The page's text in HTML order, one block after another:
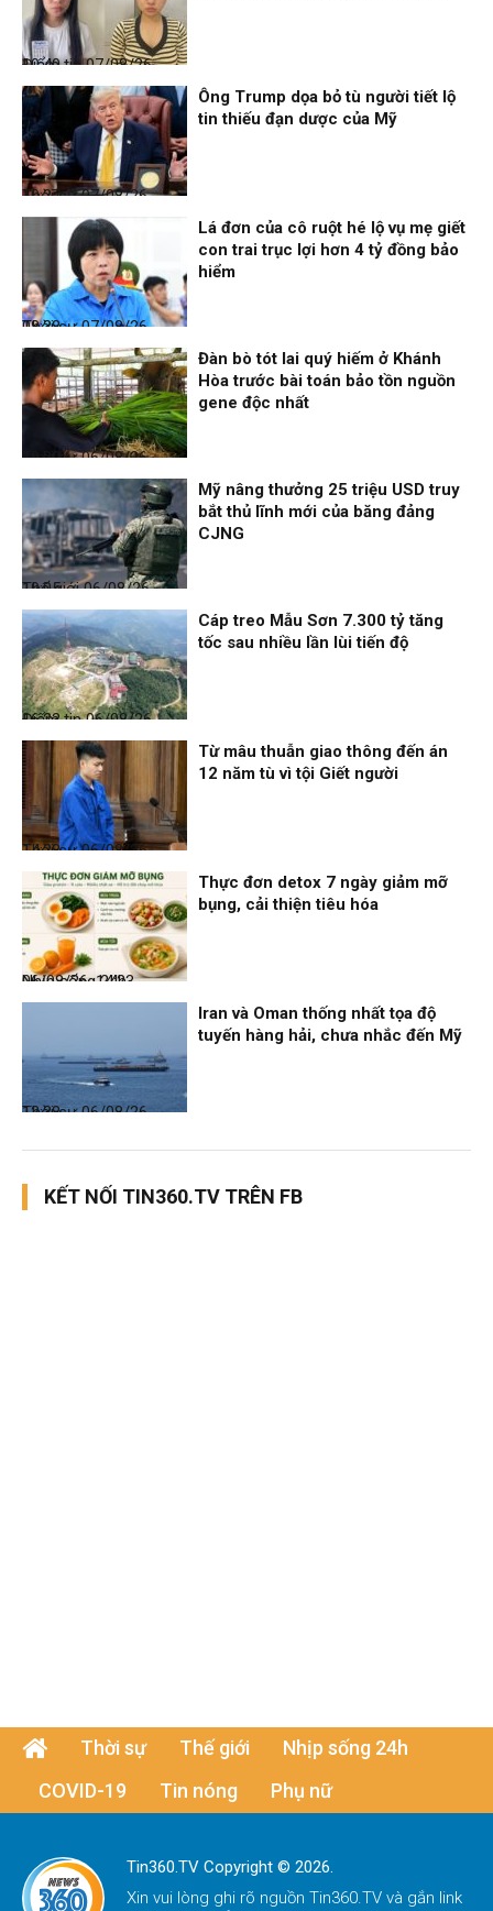
Điểm tin
07/08/26, 10:40
Thời sự
07/08/26, 10:27
Ông Trump dọa bỏ tù người tiết lộ
tin thiếu đạn dược của Mỹ
Thời sự
07/08/26, 08:38
Lá đơn của cô ruột hé lộ vụ mẹ giết
con trai trục lợi hơn 4 tỷ đồng bảo
hiểm
Thời sự
06/08/26, 19:09
Đàn bò tót lai quý hiếm ở Khánh
Hòa trước bài toán bảo tồn nguồn
gene độc nhất
Thế giới
06/08/26, 19:05
Mỹ nâng thưởng 25 triệu USD truy
bắt thủ lĩnh mới của băng đảng
CJNG
Điểm tin
06/08/26, 16:23
Cáp treo Mẫu Sơn 7.300 tỷ tăng
tốc sau nhiều lần lùi tiến độ
Thời sự
06/08/26, 14:28
Từ mâu thuẫn giao thông đến án
12 năm tù vì tội Giết người
Nhịp sống 24h
06/08/26, 14:23
Thực đơn detox 7 ngày giảm mỡ
bụng, cải thiện tiêu hóa
Thời sự
06/08/26, 12:38
Iran và Oman thống nhất tọa độ
tuyến hàng hải, chưa nhắc đến Mỹ
KẾT NỐI TIN360.TV TRÊN FB
Thời sự Thế giới
Nhịp sống 24h
COVID-19
Tin nóng Phụ nữ
Tin360.TV Copyright © 2026.
Xin vui lòng ghi rõ nguồn Tin360.TV và gắn link